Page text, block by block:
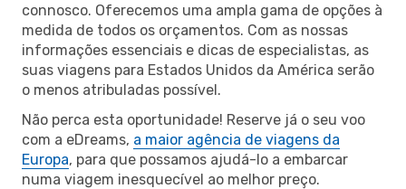
connosco. Oferecemos uma ampla gama de opções à
medida de todos os orçamentos. Com as nossas
informações essenciais e dicas de especialistas, as
suas viagens para Estados Unidos da América serão
o menos atribuladas possível.
Não perca esta oportunidade! Reserve já o seu voo
com a eDreams, a maior agência de viagens da
Europa, para que possamos ajudá-lo a embarcar
numa viagem inesquecível ao melhor preço.